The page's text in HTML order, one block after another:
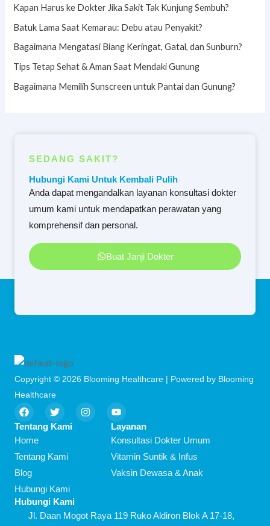
Kapan Harus ke Dokter Jika Sakit Tak Kunjung Sembuh?
Batuk Lama Saat Kemarau: Debu atau Penyakit?
Bagaimana Mengatasi Biang Keringat, Gatal, dan Sunburn?
Tips Tetap Sehat & Aman Saat Mendaki Gunung
Bagaimana Memilih Sunscreen untuk Pantai dan Gunung?
SEDANG SAKIT?
Hubungi Kami Untuk Kembali Pulih
Anda dapat mengandalkan layanan konsultasi dokter
umum kami untuk mendapatkan perawatan yang
komprehensif dan personal.
Buat Janji Dokter
Copyright © 2026 Blooming Healthcare | Powered by Blooming
Healthcare
F
a
c
b
o
k
T
w
i
e
I
n
s
Y
o
u
t
u
b
Tentang Kami
Home
Tentang Kami
Blog
Hubungi Kami
Layanan
Konsultasi Dokter Umum
Vitamin Suntik & Infus
Vaksin Dewasa & Anak
Hubungi Kami
Jl. Daan Mogot Raya 119 Ruko Aldiron Blok A 17-18,